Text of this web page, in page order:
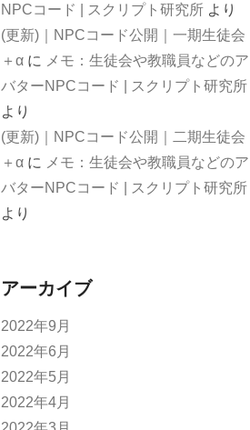
NPCコード | スクリプト研究所 より
(更新)｜NPCコード公開｜一期生徒会
＋α に メモ：生徒会や教職員などのア
バターNPCコード | スクリプト研究所
より
(更新)｜NPCコード公開｜二期生徒会
＋α に メモ：生徒会や教職員などのア
バターNPCコード | スクリプト研究所
より
アーカイブ
2022年9月
2022年6月
2022年5月
2022年4月